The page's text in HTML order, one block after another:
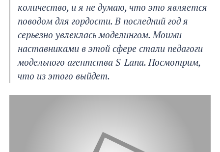
количество, и я не думаю, что это является
поводом для гордости. В последний год я
серьезно увлеклась моделингом. Моими
наставниками в этой сфере стали педагоги
модельного агентства S-Lana. Посмотрим,
что из этого выйдет.